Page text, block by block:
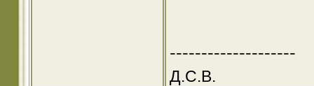
--------------------
Д.С.В.